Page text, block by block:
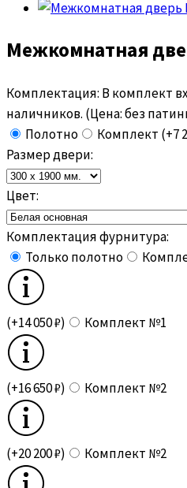
Межкомнатная
Комплектация: В комплект
наличников. (Цена: без
Полотно
Комплект (+7
Размер двери:
Цвет:
Комплектация фурнитура:
Только полотно
(+14 050 ₽) Комплект №1
(+16 650 ₽) Комплект №2
(+20 200 ₽) Комплект №2